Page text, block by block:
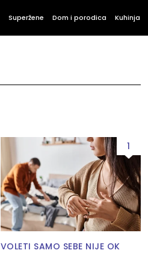
Superžene Dom i porodica Kuhinja
1
VOLETI SAMO SEBE NIJE OK